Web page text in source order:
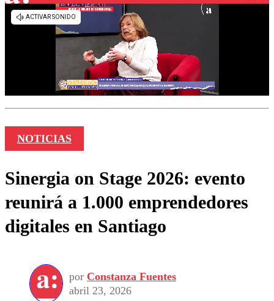
NOTICIAS
Sinergia on Stage 2026: evento
reunirá a 1.000 emprendedores
digitales en Santiago
por Constanza Fuentes
abril 23, 2026